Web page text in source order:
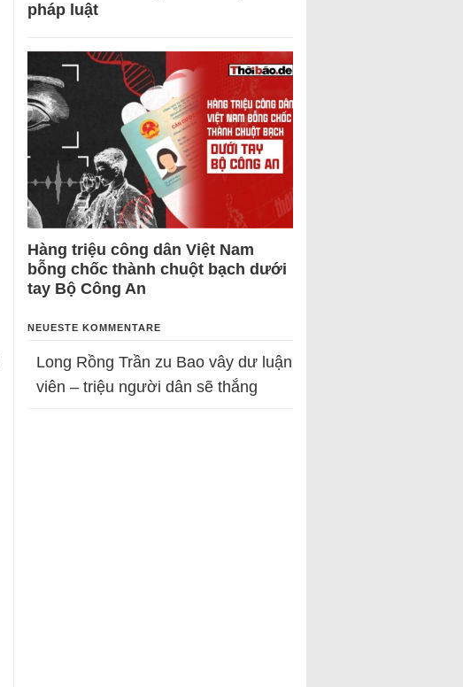
pháp luật
Hàng triệu công dân Việt Nam
bỗng chốc thành chuột bạch dưới
tay Bộ Công An
NEUESTE KOMMENTARE
Long Rồng Trần zu Bao vây dư luận
viên – triệu người dân sẽ thắng